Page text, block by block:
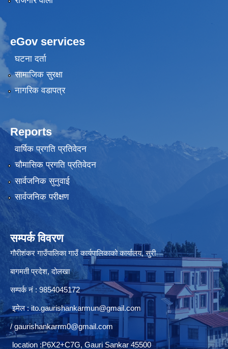
eGov services
घटना दर्ता
सामाजिक सुरक्षा
नागरिक वडापत्र
Reports
वार्षिक प्रगति प्रतिवेदन
चौमासिक प्रगति प्रतिवेदन
सार्वजनिक सुनुवाई
सार्वजनिक परीक्षण
सम्पर्क विवरण
गौरीशंकर गाउँपालिका गाउँ कार्यपालिकाको कार्यालय, सुरी
बागमती प्रदेश, दोलखा
सम्पर्क नं : 9854045172
इमेल :ito.gaurishankarmun@gmail.com
/gaurishankarrm0@gmail.com
location :P6X2+C7G, Gauri Sankar 45500